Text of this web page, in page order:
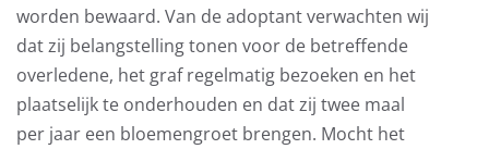
worden bewaard. Van de adoptant verwachten wij
dat zij belangstelling tonen voor de betreffende
overledene, het graf regelmatig bezoeken en het
plaatselijk te onderhouden en dat zij twee maal
per jaar een bloemengroet brengen. Mocht het